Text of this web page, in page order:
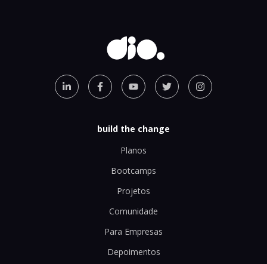
build the change
Planos
Bootcamps
Projetos
Comunidade
Para Empresas
Depoimentos